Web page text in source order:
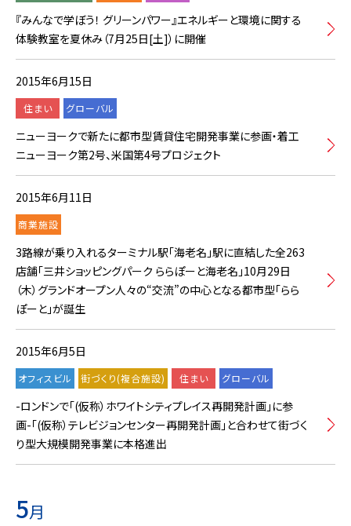
『みんなで学ぼう！ グリーンパワー』エネルギーと環境に関する
体験教室を夏休み（7月25日[土]）に開催
2015年6月15日
住まい グローバル
ニューヨークで新たに都市型賃貸住宅開発事業に参画・着工
ニューヨーク第2号、米国第4号プロジェクト
2015年6月11日
商業施設
3路線が乗り入れるターミナル駅「海老名」駅に直結した全263
店舗「三井ショッピングパーク ららぽーと海老名」10月29日
（木）グランドオープン人々の“交流”の中心となる都市型「らら
ぽーと」が誕生
2015年6月5日
オフィスビル 街づくり(複合施設) 住まい グローバル
-ロンドンで「(仮称）ホワイトシティプレイス再開発計画」に参
画-「(仮称）テレビジョンセンター再開発計画」と合わせて街づく
り型大規模開発事業に本格進出
5月